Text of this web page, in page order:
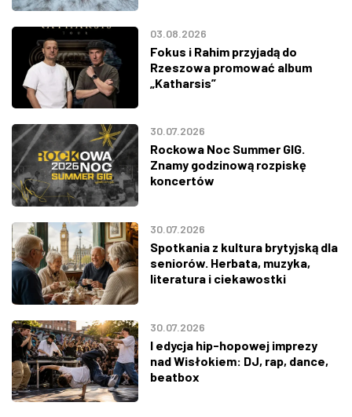
03.08.2026
Fokus i Rahim przyjadą do
Rzeszowa promować album
„Katharsis”
30.07.2026
Rockowa Noc Summer GIG.
Znamy godzinową rozpiskę
koncertów
30.07.2026
Spotkania z kultura brytyjską dla
seniorów. Herbata, muzyka,
literatura i ciekawostki
30.07.2026
I edycja hip-hopowej imprezy
nad Wisłokiem: DJ, rap, dance,
beatbox